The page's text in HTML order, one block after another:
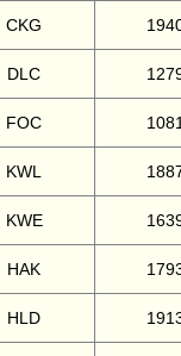
CKG
DLC
FOC 1081
KWL
KWE
HAK
HLD